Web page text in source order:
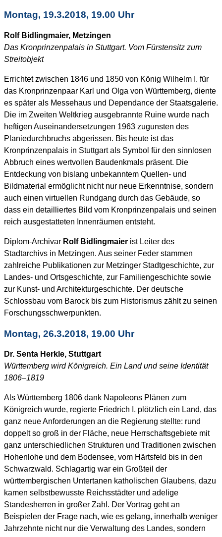
Montag, 19.3.2018, 19.00 Uhr
Rolf Bidlingmaier, Metzingen
Das Kronprinzenpalais in Stuttgart. Vom Fürstensitz zum
Streitobjekt
Errichtet zwischen 1846 und 1850 von König Wilhelm I. für
das Kronprinzenpaar Karl und Olga von Württemberg, diente
es später als Messehaus und Dependance der Staatsgalerie.
Die im Zweiten Weltkrieg ausgebrannte Ruine wurde nach
heftigen Auseinandersetzungen 1963 zugunsten des
Planiedurchbruchs abgerissen. Bis heute ist das
Kronprinzenpalais in Stuttgart als Symbol für den sinnlosen
Abbruch eines wertvollen Baudenkmals präsent. Die
Entdeckung von bislang unbekanntem Quellen- und
Bildmaterial ermöglicht nicht nur neue Erkenntnise, sondern
auch einen virtuellen Rundgang durch das Gebäude, so
dass ein detailliertes Bild vom Kronprinzenpalais und seinen
reich ausgestatteten Innenräumen entsteht.
Diplom-Archivar Rolf Bidlingmaier ist Leiter des
Stadtarchivs in Metzingen. Aus seiner Feder stammen
zahlreiche Publikationen zur Metzinger Stadtgeschichte, zur
Landes- und Ortsgeschichte, zur Familiengeschichte sowie
zur Kunst- und Architekturgeschichte. Der deutsche
Schlossbau vom Barock bis zum Historismus zählt zu seinen
Forschungsschwerpunkten.
Montag, 26.3.2018, 19.00 Uhr
Dr. Senta Herkle, Stuttgart
Württemberg wird Königreich. Ein Land und seine Identität
1806–1819
Als Württemberg 1806 dank Napoleons Plänen zum
Königreich wurde, regierte Friedrich I. plötzlich ein Land, das
ganz neue Anforderungen an die Regierung stellte: rund
doppelt so groß in der Fläche, neue Herrschaftsgebiete mit
ganz unterschiedlichen Strukturen und Traditionen zwischen
Hohenlohe und dem Bodensee, vom Härtsfeld bis in den
Schwarzwald. Schlagartig war ein Großteil der
württembergischen Untertanen katholischen Glaubens, dazu
kamen selbstbewusste Reichsstädter und adelige
Standesherren in großer Zahl. Der Vortrag geht an
Beispielen der Frage nach, wie es gelang, innerhalb weniger
Jahrzehnte nicht nur die Verwaltung des Landes, sondern